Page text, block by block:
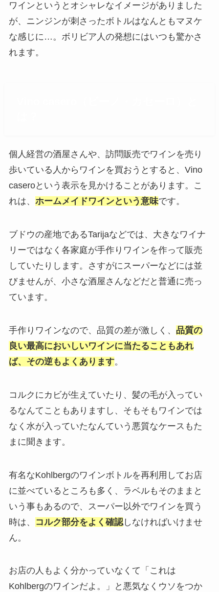
ワインというとオシャレなイメージがありました
が、ニンジンが刺さったボトルはなんともマヌケ
な感じに…。ボリビア人の発想にはいつも驚かさ
れます。
個人経営の酒屋さんや、訪問販売でワインを売り
歩いている人からワインを買おうとすると、Vino
caseroという表示を見かけることがあります。こ
れは、 ホームメイドワインという意味です。
ブドウの産地であるTarijaなどでは、大きなワイナ
リーではなく各家庭が手作りワインを作って販売
していたりします。さすがにスーパーなどには並
びませんが、小さな酒屋さんなどだと普通に売っ
ています。
手作りワインなので、品質の差が激しく、 品質の
良い最高においしいワインに当たることもあれ
ば、その逆もよくあります。
コルクにカビが生えていたり、髪の毛が入ってい
るなんてこともありますし、そもそもワインでは
なく水が入っていたなんていう悪質なケースもた
まに聞きます。
有名なKohlbergのワインボトルを再利用してお店
に並べているところも多く、ラベルもそのままと
いう事もあるので、スーパー以外でワインを買う
時は、
コルク部分をよく確認しなければいけませ
ん。
お店の人もよく分かっていなくて「これは
Kohlbergのワインだよ。」と悪気なくウソをつか